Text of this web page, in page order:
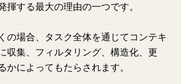
揮する最大の理由の一つです。
の場合、タスク全体を通じてコンテキ
収集、フィルタリング、構造化、更
かによってもたらされます。